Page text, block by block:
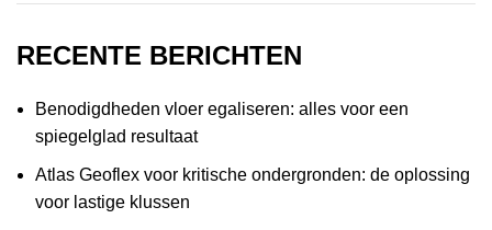
RECENTE BERICHTEN
Benodigdheden vloer egaliseren: alles voor een
spiegelglad resultaat
Atlas Geoflex voor kritische ondergronden: de oplossing
voor lastige klussen